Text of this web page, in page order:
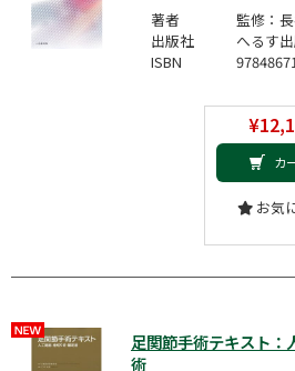
著者
監修：
出版社
へるす
ISBN
カ
お気
足関節手術テキスト：
術